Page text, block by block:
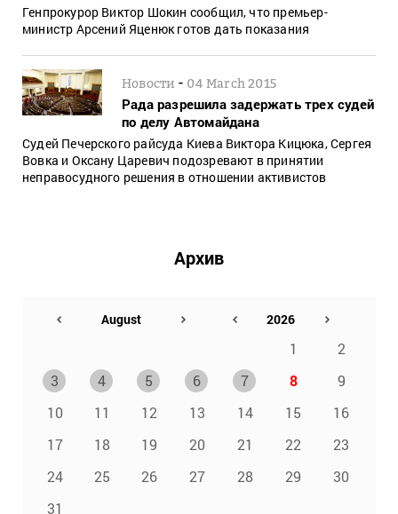
Генпрокурор Виктор Шокин сообщил, что премьер-
министр Арсений Яценюк готов дать показания
Новости - 04 March 2015
Рада разрешила задержать трех судей
по делу Автомайдана
Судей Печерского райсуда Киева Виктора Кицюка, Сергея
Вовка и Оксану Царевич подозревают в принятии
неправосудного решения в отношении активистов
Архив
1
2
3
4 5 6 7 8
9
10
11 12 13 14 15
16
17
18 19 20 21 22
23
24
25 26 27 28 29
30
31